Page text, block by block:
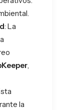
: La
la